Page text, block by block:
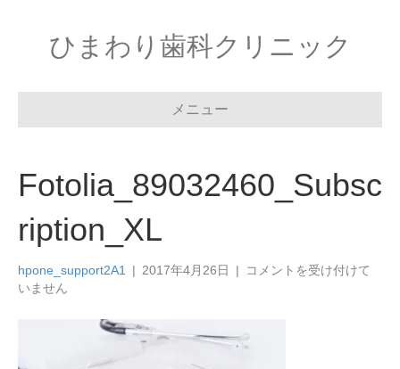
ひまわり歯科クリニック
メニュー
Fotolia_89032460_Subsc
ription_XL
hpone_support2A1 | 2017年4月26日 |
コメントを受け付けて
いません